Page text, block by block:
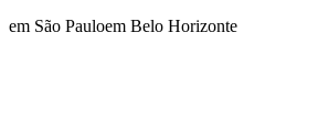
em São Pauloem Belo Horizonte